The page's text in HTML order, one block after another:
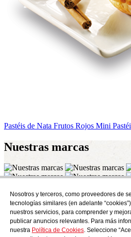
Nosotros y terceros, como proveedores de
tecnologías similares (en adelante
nuestros servicios, para comprender y
publicar anuncios relevantes. Para más
nuestra Política de Cookies. Seleccione
Pastéis de Nata Frutos Rojos Mini
Nuestras marcas
Suscríbete
Descubre todo lo que se cuece en
He leído y acepto laPolitica de